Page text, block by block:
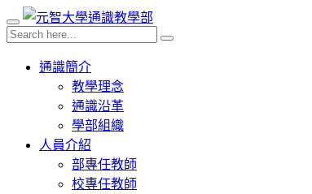
通識簡介
教學理念
通識沿革
學部組織
人員介紹
部專任教師
校專任教師